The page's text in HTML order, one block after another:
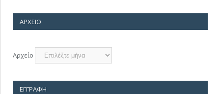
ΑΡΧΕΊΟ
Αρχείο
ΕΓΓΡΑΦΉ